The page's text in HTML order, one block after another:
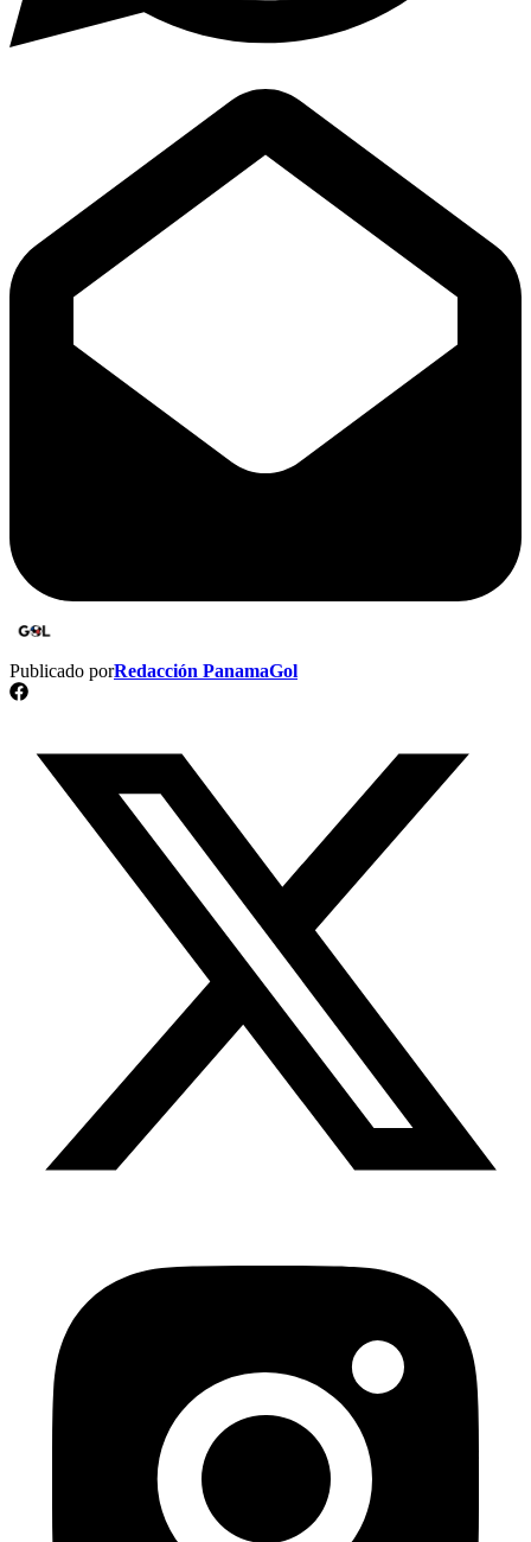
Publicado porRedacción PanamaGol